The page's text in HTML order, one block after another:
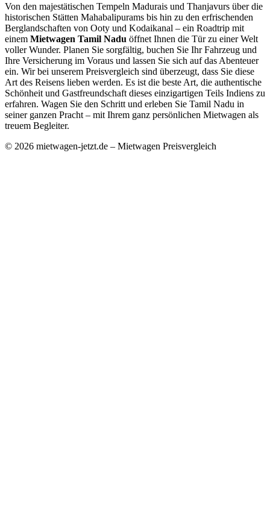
Von den majestätischen Tempeln Madurais und Thanjavurs über die
historischen Stätten Mahabalipurams bis hin zu den erfrischenden
Berglandschaften von Ooty und Kodaikanal – ein Roadtrip mit
einem Mietwagen Tamil Nadu öffnet Ihnen die Tür zu einer Welt
voller Wunder. Planen Sie sorgfältig, buchen Sie Ihr Fahrzeug und
Ihre Versicherung im Voraus und lassen Sie sich auf das Abenteuer
ein. Wir bei unserem Preisvergleich sind überzeugt, dass Sie diese
Art des Reisens lieben werden. Es ist die beste Art, die authentische
Schönheit und Gastfreundschaft dieses einzigartigen Teils Indiens zu
erfahren. Wagen Sie den Schritt und erleben Sie Tamil Nadu in
seiner ganzen Pracht – mit Ihrem ganz persönlichen Mietwagen als
treuem Begleiter.
© 2026 mietwagen-jetzt.de – Mietwagen Preisvergleich